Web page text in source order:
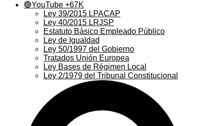
🔴YouTube +67K
Ley 39/2015 LPACAP
Ley 40/2015 LRJSP
Estatuto Básico Empleado Público
Ley de Igualdad
Ley 50/1997 del Gobierno
Tratados Unión Europea
Ley Bases de Régimen Local
Ley 2/1979 del Tribunal Constitucional